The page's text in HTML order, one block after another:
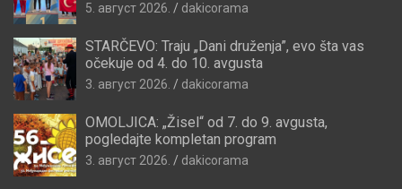
5. август 2026. dakicorama
STARČEVO: Traju „Dani druženja”, evo šta vas
očekuje od 4. do 10. avgusta
3. август 2026. dakicorama
OMOLJICA: „Žisel“ od 7. do 9. avgusta,
pogledajte kompletan program
3. август 2026. dakicorama